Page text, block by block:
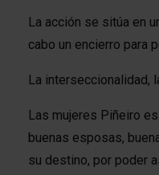
La acción se sitúa en
cabo un encierro para
La interseccionalidad,
Las mujeres Piñeiro
buenas esposas,
su destino, por poder